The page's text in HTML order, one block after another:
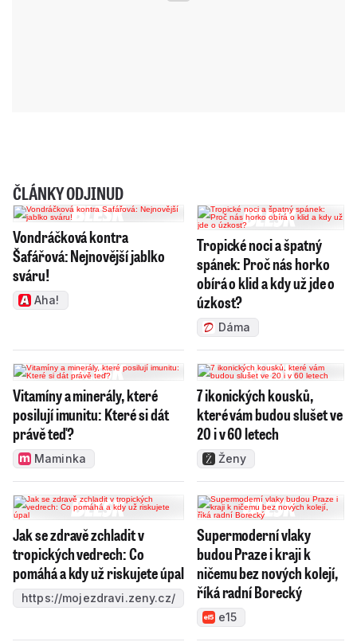
ČLÁNKY ODJINUD
Vondráčková kontra
Šafářová: Nejnovější jablko
sváru!
Aha!
Tropické noci a špatný
spánek: Proč nás horko
obírá o klid a kdy už jde o
úzkost?
Dáma
Vitamíny a minerály, které
posilují imunitu: Které si dát
právě teď?
Maminka
7 ikonických kousků,
které vám budou slušet ve
20 i v 60 letech
Ženy
Jak se zdravě zchladit v
tropických vedrech: Co
pomáhá a kdy už riskujete úpal
https://mojezdravi.zeny.cz/
Supermoderní vlaky
budou Praze i kraji k
ničemu bez nových kolejí,
říká radní Borecký
e15